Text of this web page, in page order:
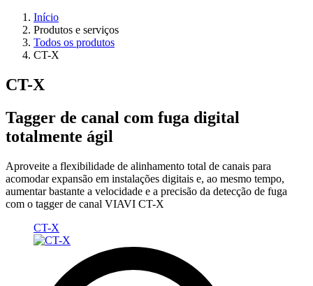
Início
Produtos e serviços
Todos os produtos
CT-X
CT-X
Tagger de canal com fuga digital
totalmente ágil
Aproveite a flexibilidade de alinhamento total de canais para
acomodar expansão em instalações digitais e, ao mesmo tempo,
aumentar bastante a velocidade e a precisão da detecção de fuga
com o tagger de canal VIAVI CT-X
CT-X